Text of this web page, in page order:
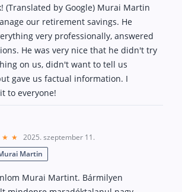
Önkéntes nyugdíjpénztár vagy
Nyugdíjbiztosítás adókedvezmény és adójóváírás
KATA Nyugdíj: így használd ki az
Nyugdíjbiztosítás kalkulátor
Nyugdíjbiztosítás hozamok
Nyugdíjbiztosítás költségek
Balesetbiztosítás
Kockázati életbiztosítás 🛡
(Translated by Google) Murai Martin
our retirement savings. He
very professionally, answered
He was very nice that he didn't try
on us, didn't want to tell us
gave us factual information. I
to everyone!
2025. szeptember 11.
Martin
Murai Martint. Bármilyen